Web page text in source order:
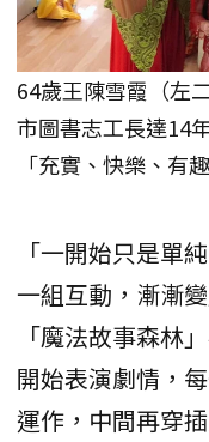
64歲王陳雪霞（左
市圖書志工長達14
「充實、快樂、有
「一開始只是單
一組互動，漸漸
「魔法故事森林
開始表演劇情，
運作，中間再穿